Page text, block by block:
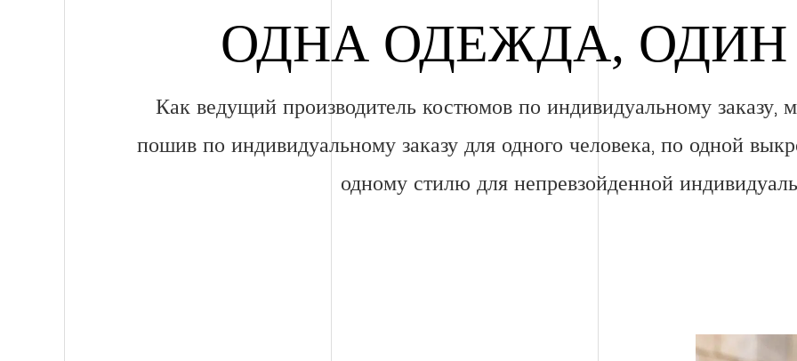
ОДНА ОДЕЖДА, ОДИН
Как ведущий производитель костюмов по индивидуальному заказу,
пошив по индивидуальному заказу для одного человека, по одной
одному стилю для непревзойденной